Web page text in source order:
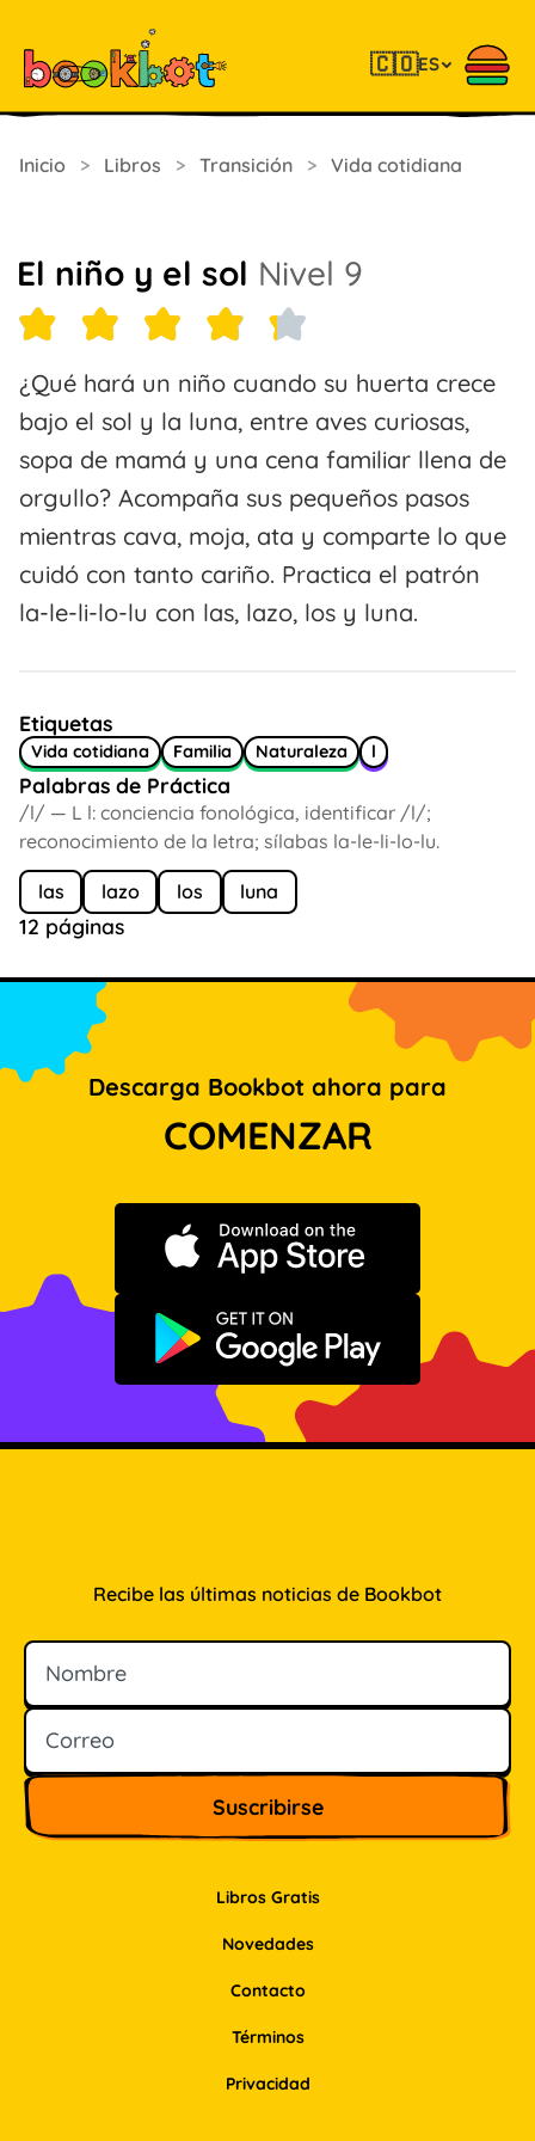
🇨🇴ES
Inicio > Libros > Transición > Vida cotidiana
El niño y el sol Nivel 9
¿Qué hará un niño cuando su huerta crece
bajo el sol y la luna, entre aves curiosas,
sopa de mamá y una cena familiar llena de
orgullo? Acompaña sus pequeños pasos
mientras cava, moja, ata y comparte lo que
cuidó con tanto cariño. Practica el patrón
la-le-li-lo-lu con las, lazo, los y luna.
Etiquetas
Vida cotidiana Familia Naturaleza l
Palabras de Práctica
/l/ — L l: conciencia fonológica, identificar /l/;
reconocimiento de la letra; sílabas la-le-li-lo-lu.
las lazo los luna
12 páginas
Descarga Bookbot ahora para
COMENZAR
Descargar en App Store
Disponible en Google Play
Libros Gratis
Novedades
Contacto
Recibe las últimas noticias de Bookbot
Nombre
Correo
Términos
Privacidad